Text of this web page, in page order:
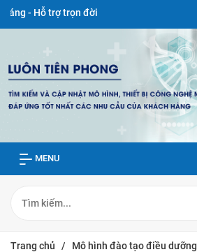
trợ trọn đời
MENU
Trang chủ / Mô hình đào tạo điều dưỡng